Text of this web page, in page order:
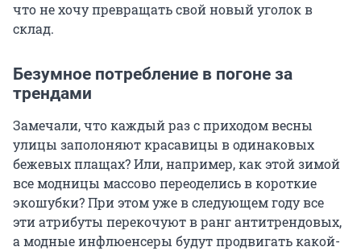
что не хочу превращать свой новый уголок в
склад.
Безумное потребление в погоне за
трендами
Замечали, что каждый раз с приходом весны
улицы заполоняют красавицы в одинаковых
бежевых плащах? Или, например, как этой зимой
все модницы массово переоделись в короткие
экошубки? При этом уже в следующем году все
эти атрибуты перекочуют в ранг антитрендовых,
а модные инфлюенсеры будут продвигать какой-